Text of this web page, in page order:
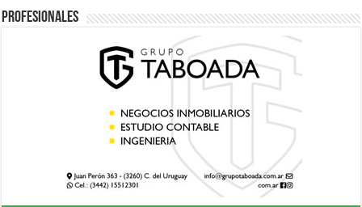
Profesionales